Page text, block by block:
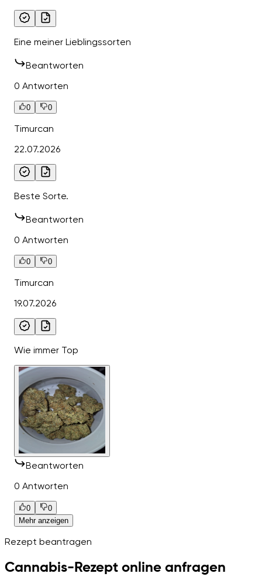
Eine meiner Lieblingssorten
Beantworten
0 Antworten
0 0
Timurcan
22.07.2026
Beste Sorte.
Beantworten
0 Antworten
0 0
Timurcan
19.07.2026
Wie immer Top
Beantworten
0 Antworten
0
0
Mehr anzeigen
Rezept beantragen
Cannabis-Rezept online anfragen